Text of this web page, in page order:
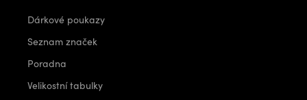
Dárkové poukazy
Seznam značek
Poradna
Velikostní tabulky